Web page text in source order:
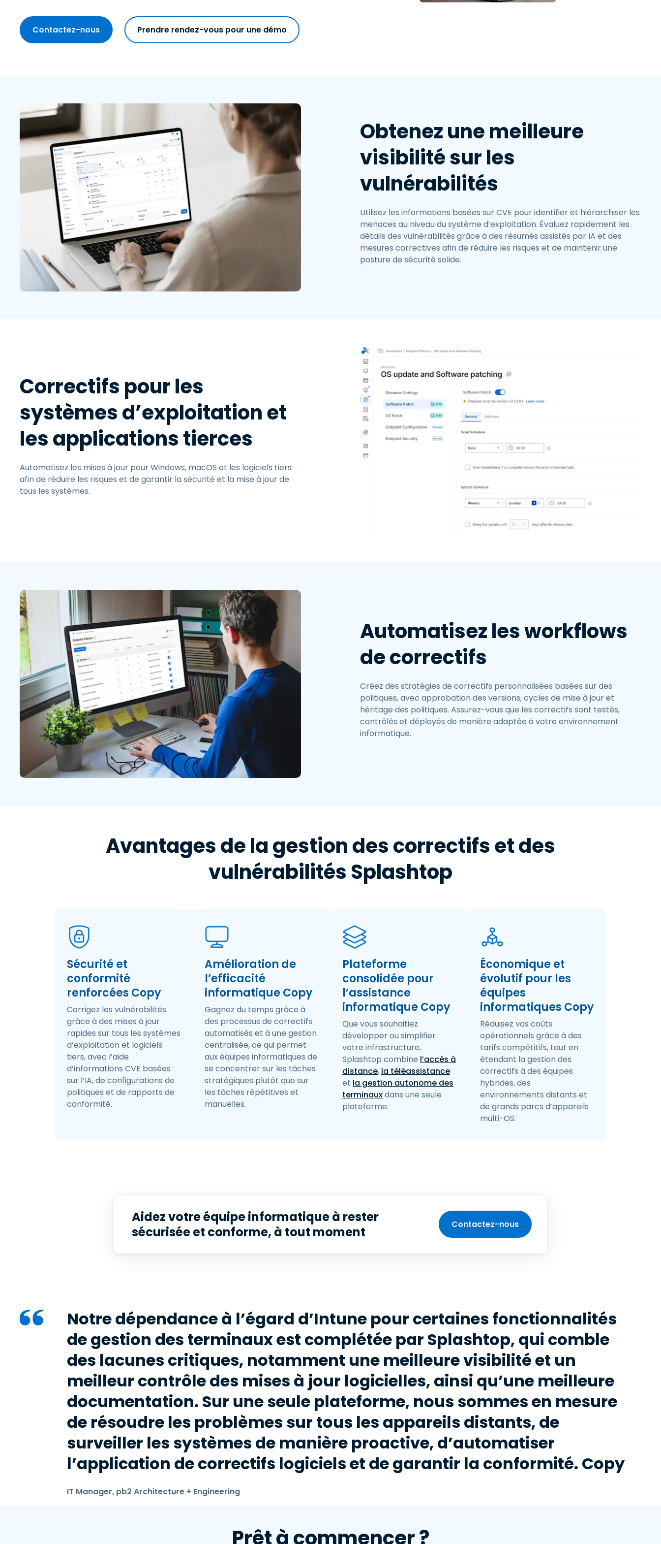
繁體中文
Contactez-nous Prendre rendez-vous pour une démo
Obtenez une meilleure
visibilité sur les
vulnérabilités
Utilisez les informations basées sur CVE pour identifier et hiérarchiser les
menaces au niveau du système d’exploitation. Évaluez rapidement les
détails des vulnérabilités grâce à des résumés assistés par IA et des
mesures correctives afin de réduire les risques et de maintenir une
posture de sécurité solide.
Correctifs pour les
systèmes d’exploitation et
les applications tierces
Automatisez les mises à jour pour Windows, macOS et les logiciels tiers
afin de réduire les risques et de garantir la sécurité et la mise à jour de
tous les systèmes.
Automatisez les workflows
de correctifs
Créez des stratégies de correctifs personnalisées basées sur des
politiques, avec approbation des versions, cycles de mise à jour et
héritage des politiques. Assurez-vous que les correctifs sont testés,
contrôlés et déployés de manière adaptée à votre environnement
informatique.
Avantages de la gestion des correctifs et des
vulnérabilités Splashtop
Sécurité et
conformité
renforcées Copy
Corrigez les vulnérabilités
grâce à des mises à jour
rapides sur tous les systèmes
d’exploitation et logiciels
tiers, avec l’aide
d’informations CVE basées
sur l’IA, de configurations de
politiques et de rapports de
conformité.
Amélioration de
l’efficacité
informatique Copy
Gagnez du temps grâce à
des processus de correctifs
automatisés et à une gestion
centralisée, ce qui permet
aux équipes informatiques de
se concentrer sur les tâches
stratégiques plutôt que sur
les tâches répétitives et
manuelles.
Plateforme
consolidée pour
l’assistance
informatique Copy
Que vous souhaitiez
développer ou simplifier
votre infrastructure,
Splashtop combine l’accès à
distance, la téléassistance
et la gestion autonome des
terminauxdans une seule
plateforme.
Économique et
évolutif pour les
équipes
informatiques Copy
Réduisez vos coûts
opérationnels grâce à des
tarifs compétitifs, tout en
étendant la gestion des
correctifs à des équipes
hybrides, des
environnements distants et
de grands parcs d’appareils
multi-OS.
Aidez votre équipe informatique à rester
sécurisée et conforme, à tout moment
Contactez-nous
Notre dépendance à l’égard d’Intune pour certaines fonctionnalités
de gestion des terminaux est complétée par Splashtop, qui comble
des lacunes critiques, notamment une meilleure visibilité et un
meilleur contrôle des mises à jour logicielles, ainsi qu’une meilleure
documentation. Sur une seule plateforme, nous sommes en mesure
de résoudre les problèmes sur tous les appareils distants, de
surveiller les systèmes de manière proactive, d’automatiser
l’application de correctifs logiciels et de garantir la conformité. Copy
IT Manager, pb2 Architecture + Engineering
Prêt à commencer ?